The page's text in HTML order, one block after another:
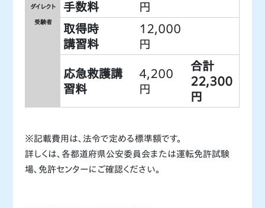
ダイレクト
受験者
手数料
円
取得時
講習料
12,000
円
応急救護講
習料
4,200
円
合計
22,300
円
※記載費用は、法令で定める標準額です。
詳しくは、各都道府県公安委員会または運転免許試験
場、免許センターにご確認ください。